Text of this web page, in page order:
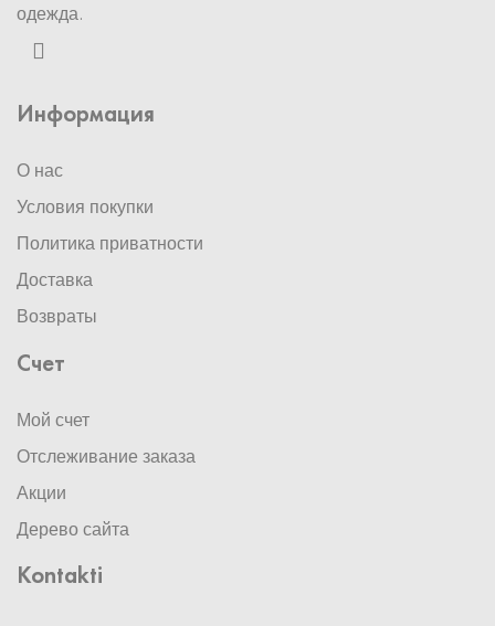
одежда.
Информация
О нас
Условия покупки
Политика приватности
Доставка
Возвраты
Счет
Мой счет
Отслеживание заказа
Акции
Дерево сайта
Kontakti